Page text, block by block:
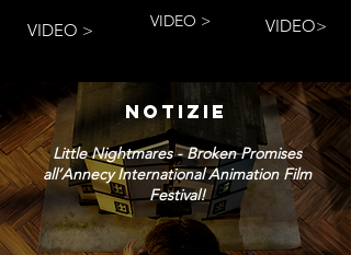
VIDEO >
VIDEO >
VIDEO>
NOTIZIE
Little Nightmares - Broken Promises
all’Annecy International Animation Film
Festival!